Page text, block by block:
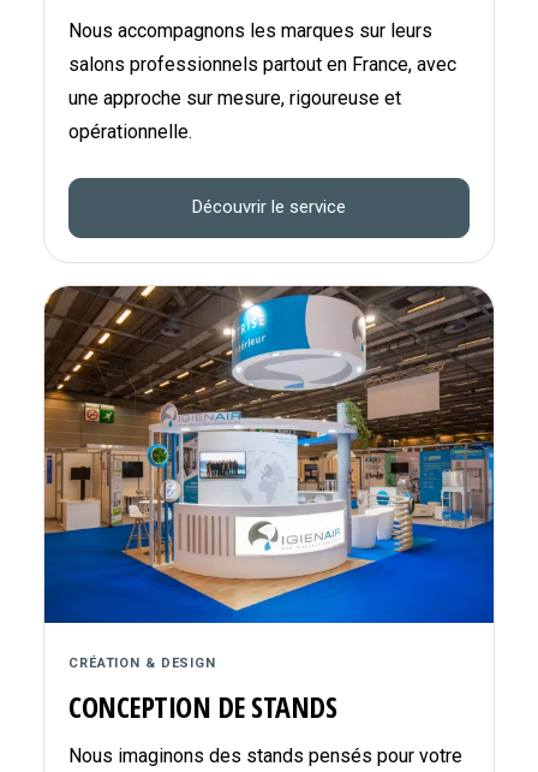
Nous accompagnons les marques sur leurs
salons professionnels partout en France, avec
une approche sur mesure, rigoureuse et
opérationnelle.
Découvrir le service
CRÉATION & DESIGN
CONCEPTION DE STANDS
Nous imaginons des stands pensés pour votre